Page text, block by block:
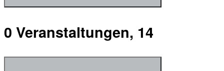
0 Veranstaltungen, 14